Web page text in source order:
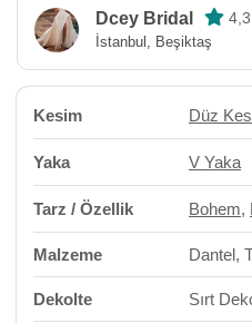
Dcey Bridal 4,3
İstanbul, Beşiktaş
Kesim Düz
Yaka V Yaka
Tarz / Özellik Bohem,
Malzeme Dantel,
Dekolte Sırt